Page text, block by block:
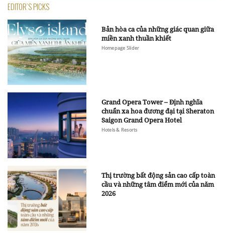
EDITOR'S PICKS
Bản hòa ca của những giác quan giữa
miền xanh thuần khiết
Homepage Slider
Grand Opera Tower – Định nghĩa
chuẩn xa hoa đương đại tại Sheraton
Saigon Grand Opera Hotel
Hotels & Resorts
Thị trường bất động sản cao cấp toàn
cầu và những tâm điểm mới của năm
2026